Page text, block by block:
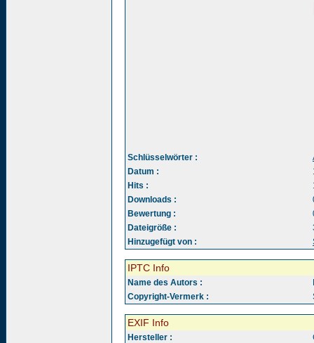
Schlüsselwörter :
Datum :
Hits :
Downloads :
Bewertung :
Dateigröße :
Hinzugefügt von :
IPTC Info
Name des Autors :
Copyright-Vermerk :
EXIF Info
Hersteller :